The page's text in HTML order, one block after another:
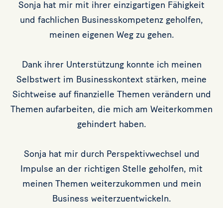
Sonja hat mir mit ihrer einzigartigen Fähigkeit
und fachlichen Businesskompetenz geholfen,
meinen eigenen Weg zu gehen.
Dank ihrer Unterstützung konnte ich meinen
Selbstwert im Businesskontext stärken, meine
Sichtweise auf finanzielle Themen verändern und
Themen aufarbeiten, die mich am Weiterkommen
gehindert haben.
Sonja hat mir durch Perspektivwechsel und
Impulse an der richtigen Stelle geholfen, mit
meinen Themen weiterzukommen und mein
Business weiterzuentwickeln.